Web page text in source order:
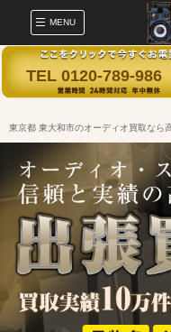
MENU
TEL 0120-789-986
東京都 東大和市のオーディオ買取なら